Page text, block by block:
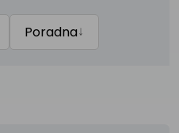
Poradna↓